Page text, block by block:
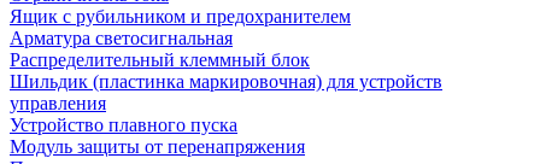
Ящик с рубильником и предохранителем
Арматура светосигнальная
Распределительный клеммный блок
Шильдик (пластинка маркировочная) для устройств
управления
Устройство плавного пуска
Модуль защиты от перенапряжения